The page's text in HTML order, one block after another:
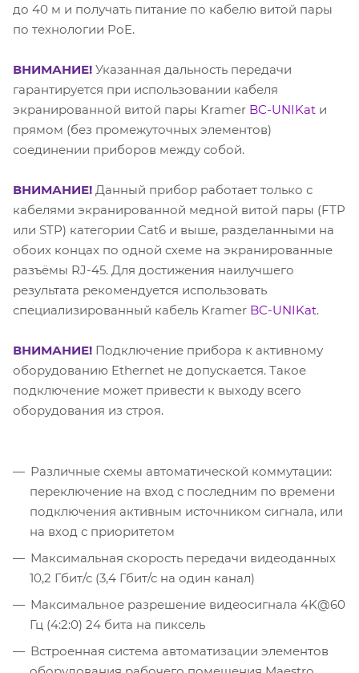
до 40 м и получать питание по кабелю витой пары
по технологии PоE.
ВНИМАНИЕ! Указанная дальность передачи
гарантируется при использовании кабеля
экранированной витой пары Kramer BC-UNIKat и
прямом (без промежуточных элементов)
соединении приборов между собой.
ВНИМАНИЕ! Данный прибор работает только с
кабелями экранированной медной витой пары (FTP
или STP) категории Cat6 и выше, разделанными на
обоих концах по одной схеме на экранированные
разъёмы RJ-45. Для достижения наилучшего
результата рекомендуется использовать
специализированный кабель Kramer BC-UNIKat.
ВНИМАНИЕ! Подключение прибора к активному
оборудованию Ethernet не допускается. Такое
подключение может привести к выходу всего
оборудования из строя.
Различные схемы автоматической коммутации:
переключение на вход с последним по времени
подключения активным источником сигнала, или
на вход с приоритетом
Максимальная скорость передачи видеоданных
10,2 Гбит/с (3,4 Гбит/с на один канал)
Максимальное разрешение видеосигнала 4K@60
Гц (4:2:0) 24 бита на пиксель
Встроенная система автоматизации элементов